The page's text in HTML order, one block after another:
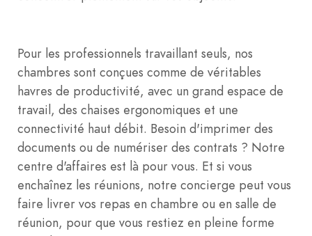
Pour les professionnels travaillant seuls, nos
chambres sont conçues comme de véritables
havres de productivité, avec un grand espace de
travail, des chaises ergonomiques et une
connectivité haut débit. Besoin d'imprimer des
documents ou de numériser des contrats ? Notre
centre d'affaires est là pour vous. Et si vous
enchaînez les réunions, notre concierge peut vous
faire livrer vos repas en chambre ou en salle de
réunion, pour que vous restiez en pleine forme